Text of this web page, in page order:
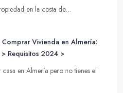
en la costa de…
Vivienda en Almería:
Requisitos 2024 >
en Almería pero no tienes el